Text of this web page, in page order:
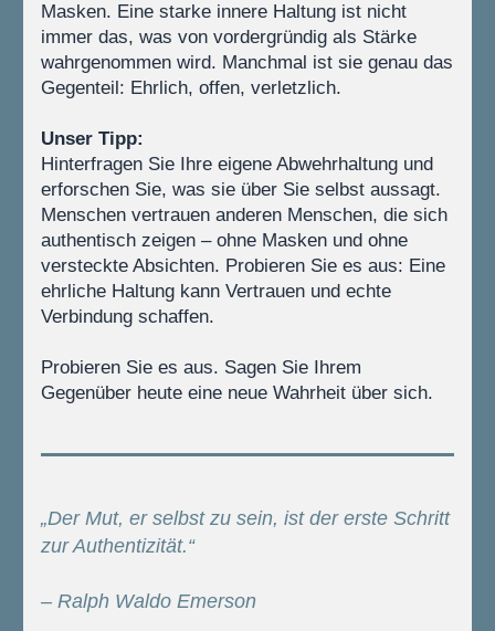
Masken. Eine starke innere Haltung ist nicht
immer das, was von vordergründig als Stärke
wahrgenommen wird. Manchmal ist sie genau das
Gegenteil: Ehrlich, offen, verletzlich.
Unser Tipp:
Hinterfragen Sie Ihre eigene Abwehrhaltung und
erforschen Sie, was sie über Sie selbst aussagt.
Menschen vertrauen anderen Menschen, die sich
authentisch zeigen – ohne Masken und ohne
versteckte Absichten. Probieren Sie es aus: Eine
ehrliche Haltung kann Vertrauen und echte
Verbindung schaffen.
Probieren Sie es aus. Sagen Sie Ihrem
Gegenüber heute eine neue Wahrheit über sich.
„Der Mut, er selbst zu sein, ist der erste Schritt
zur Authentizität.“
– Ralph Waldo Emerson